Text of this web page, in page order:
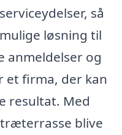
så
løsning til
anmeldelser og
et firma, der kan
resultat. Med
blive